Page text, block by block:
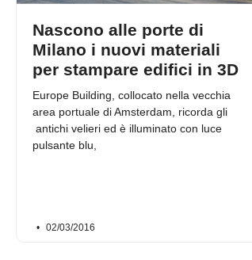
Nascono alle porte di
Milano i nuovi materiali
per stampare edifici in 3D
Europe Building, collocato nella vecchia
area portuale di Amsterdam, ricorda gli
antichi velieri ed è illuminato con luce
pulsante blu,
02/03/2016